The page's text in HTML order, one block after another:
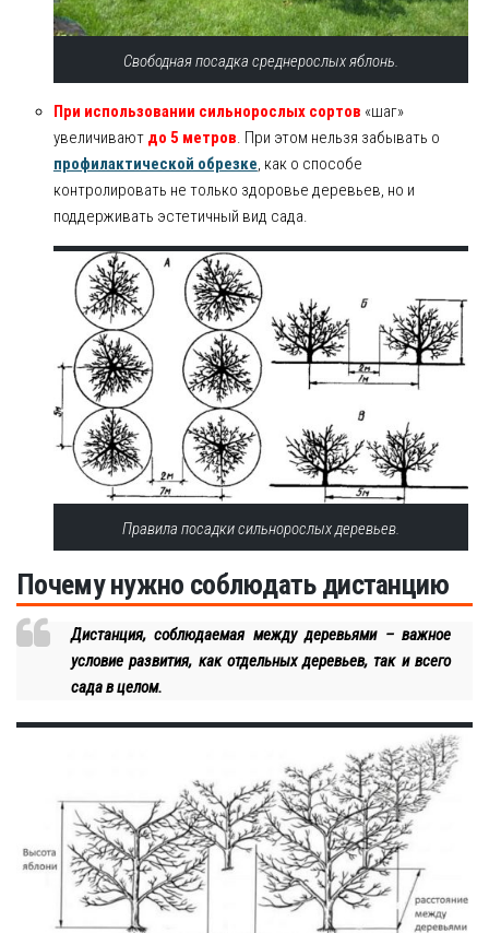
Свободная посадка среднерослых яблонь.
При использовании сильнорослых сортов «шаг»
увеличивают до 5 метров. При этом нельзя забывать о
профилактической обрезке, как о способе
контролировать не только здоровье деревьев, но и
поддерживать эстетичный вид сада.
Правила посадки сильнорослых деревьев.
Почему нужно соблюдать дистанцию
Дистанция, соблюдаемая между деревьями – важное
условие развития, как отдельных деревьев, так и всего
сада в целом.